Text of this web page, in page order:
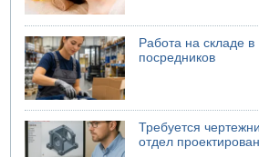
Работа на складе
посредников
Требуется
отдел